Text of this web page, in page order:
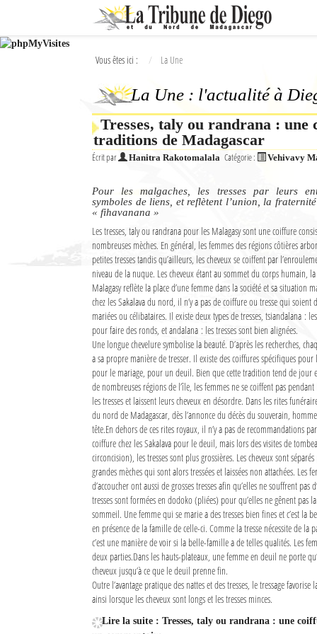
Ok
L'actualité à Diego Suarez
Le Nord de Madagascar
L'actualité du tourisme
Vous êtes ici : La Une
La Une : l'actualité à
Tresses, taly ou randrana : une
traditions de Madagascar
Écrit par Hanitra Rakotomalala Catégorie : Vehivavy
Pour les malgaches, les tresses par leurs
symboles de liens, et reflètent l’union, la
« fihavanana »
Les tresses, taly ou randrana pour les Malagasy sont une coiffure
nombreuses mèches. En général, les femmes des régions côtières
petites tresses tandis qu’ailleurs, les cheveux se coiffent par
niveau de la nuque. Les cheveux étant au sommet du corps humain,
Malagasy reflète la place d’une femme dans la société et sa situation
chez les Sakalava du nord, il n’y a pas de coiffure ou tresse qui soient
mariées ou célibataires. Il existe deux types de tresses, tsiandalana :
pour faire des ronds, et andalana : les tresses sont bien alignées.
Une longue chevelure symbolise la beauté. D’après les recherches,
a sa propre manière de tresser. Il existe des coiffures spécifiques
pour le mariage, pour un deuil. Bien que cette tradition tend de jour
de nombreuses régions de l’île, les femmes ne se coiffent pas
les tresses et laissent leurs cheveux en désordre. Dans les rites
du nord de Madagascar, dès l’annonce du décès du souverain,
tête.En dehors de ces rites royaux, il n’y a pas de recommandations
coiffure chez les Sakalava pour le deuil, mais lors des visites de
circoncision), les tresses sont plus grossières. Les cheveux sont
grandes mèches qui sont alors tressées et laissées non attachées. Les
d’accoucher ont aussi de grosses tresses afin qu’elles ne souffrent pas
tresses sont formées en dodoko (pliées) pour qu’elles ne gênent pas
sommeil. Une femme qui se marie a des tresses bien fines et c’est la
en présence de la famille de celle-ci. Comme la tresse nécessite de la
c’est une manière de voir si la belle-famille a de telles qualités. Les
deux parties.Dans les hauts-plateaux, une femme en deuil ne porte
cheveux jusqu’à ce que le deuil prenne fin.
Outre l’avantage pratique des nattes et des tresses, le tressage
ainsi lorsque les cheveux sont longs et les tresses minces.
Lire la suite : Tresses, taly ou randrana : une